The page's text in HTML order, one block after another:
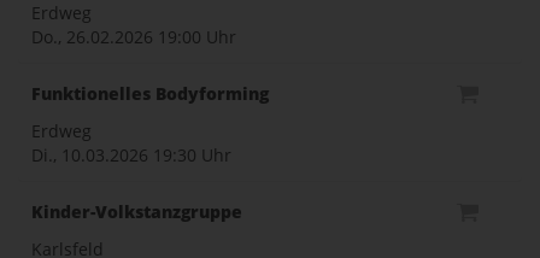
Erdweg
Do., 26.02.2026 19:00 Uhr
Funktionelles Bodyforming
Erdweg
Di., 10.03.2026 19:30 Uhr
Kinder-Volkstanzgruppe
Karlsfeld